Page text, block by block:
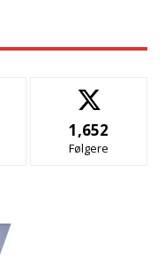
1,652
Følgere